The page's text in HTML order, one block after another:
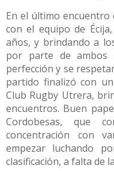
En el último encuentro
con el equipo de
años, y brindando a
por parte de ambos
perfección y se
partido finalizó con
Club Rugby Utrera,
encuentros. Buen
Cordobesas, que
concentración con
empezar luchando
clasificación, a falta de